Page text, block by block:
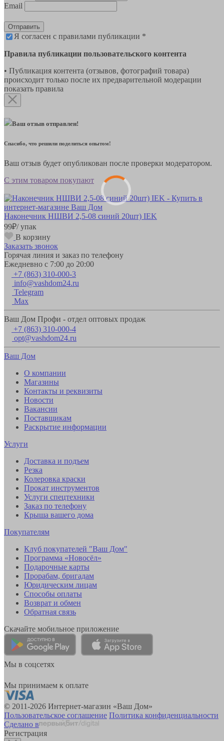
Email
Отправить
Я согласен с правилами публикации *
Правила публикации пользовательского контента
• Публикация контента (отзывов, фотографий товара)
происходит только после их предварительной модерации
показать правила
Ваш отзыв отправлен!
Спасибо, что решили поделиться опытом!
Ваш отзыв будет опубликован после проверки модератором.
С этим товаром покупают
Наконечник НШВИ 2,5-08 синий 20шт) IEK
99₽/ упак
В корзину
Заказать звонок
Горячая линия и заказ по телефону
Ежедневно с 7:00 до 20:00
+7 (863) 310-000-3
info@vashdom24.ru
Telegram
Max
Ваш Дом Профи - отдел оптовых продаж
+7 (863) 310-000-4
opt@vashdom24.ru
Ваш Дом
О компании
Магазины
Контакты и реквизиты
Новости
Вакансии
Поставщикам
Раскрытие информации
Услуги
Доставка и подъем
Резка
Колеровка краски
Прокат инструментов
Услуги спецтехники
Заказ по телефону
Крыша вашего дома
Покупателям
Клуб покупателей "Ваш Дом"
Программа «Новосёл»
Подарочные карты
Прорабам, бригадам
Юридическим лицам
Способы оплаты
Возврат и обмен
Обратная связь
Скачайте мобильное приложение
Мы в соцсетях
Мы принимаем к оплате
© 2011-2026 Интернет-магазин «Ваш Дом»
Пользовательское соглашение Политика конфиденциальности
Сделано в
Регистрация